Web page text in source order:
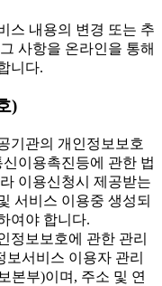
스 내용의 변경 또는 추
사항을 온라인을 통해
니다.
)
기관의 개인정보보호
이용촉진등에 관한 법
이용신청시 제공받는
서비스 이용중 생성되
여야 합니다.
보보호에 관한 관리
서비스 이용자 관리
본부)이며, 주소 및 연